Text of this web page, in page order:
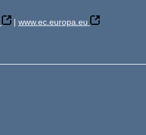
| www.ec.europa.eu